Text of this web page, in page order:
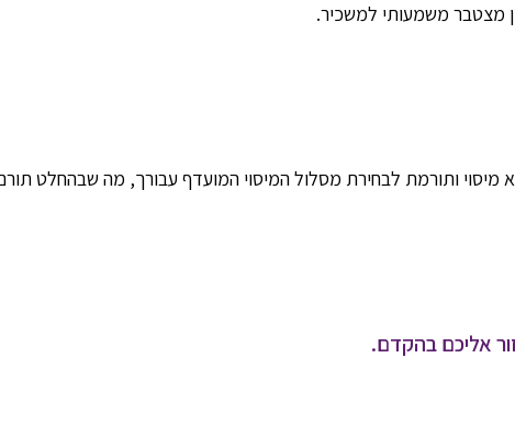
מצטבר משמעותי למשכיר.
מיסוי ותורמת לבחירת מסלול המיסוי המועדף עבורך, מה שבהחלט
אליכם בהקדם.